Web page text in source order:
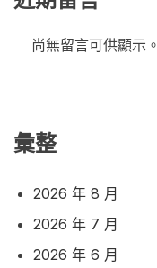
尚無留言可供顯示。
彙整
2026 年 8 月
2026 年 7 月
2026 年 6 月